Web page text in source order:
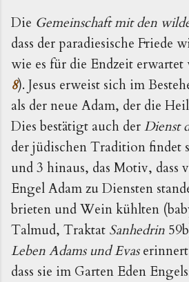
Die Gemeinschaft mit den
dass der paradiesische Friede
wie es für die Endzeit erwartet
8). Jesus erweist sich im
als der neue Adam, der die
Dies bestä­tigt auch derDienst
der jüdischen Tra­dition findet
und 3 hinaus, das Motiv, dass
Engel Adam zu Diensten
brieten und Wein kühlten
Talmud, Traktat Sanhedrin
Leben Adams und Evaserinnert
dass sie im Garten Eden